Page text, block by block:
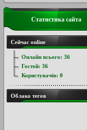
Статистика сайта
Сейчас online
Онлайн всього: 36
Гостей: 36
Користувачів: 0
Облако тегов